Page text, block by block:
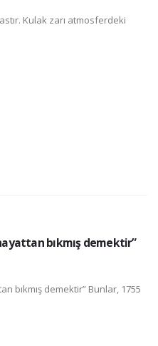
Kulak zarı atmosferdeki
bıkmış demektir”
bıkmış demektir” Bunlar, 1755